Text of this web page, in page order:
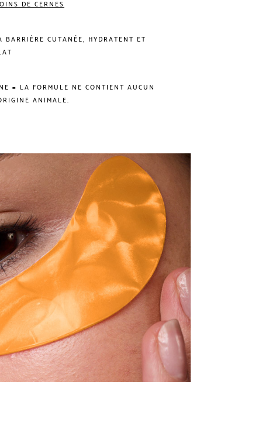
DE CERNES
BARRIÈRE CUTANÉE, HYDRATENT ET
= LA FORMULE NE CONTIENT AUCUN
ANIMALE.